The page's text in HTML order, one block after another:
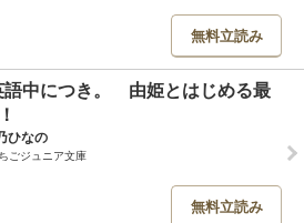
無料立読み
語中につき。 由姫とはじめる最
ひなの
ごジュニア文庫
無料立読み